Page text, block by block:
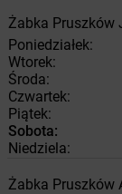
Żabka Pruszków
Poniedziałek:
Wtorek:
Środa:
Czwartek:
Piątek:
Sobota:
Niedziela:
Żabka Pruszków